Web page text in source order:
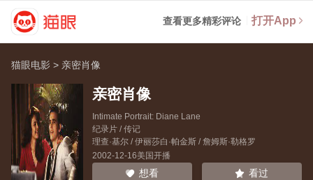
查看更多精彩评论 打开App
猫眼电影 > 亲密肖像
亲密肖像
Intimate Portrait: Diane Lane
纪录片 / 传记
理查·基尔/伊丽莎白·帕金斯/詹姆斯·勒格罗
2002-12-16美国开播
想看 看过